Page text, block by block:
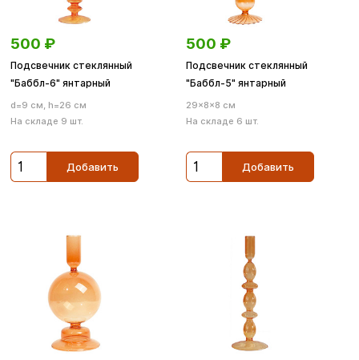
500 ₽
Подсвечник стеклянный
"Баббл-6" янтарный
d=9 см, h=26 см
На складе 9 шт.
Добавить
500 ₽
Подсвечник стеклянный
"Баббл-5" янтарный
29×8×8 см
На складе 6 шт.
Добавить